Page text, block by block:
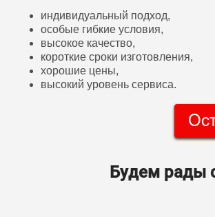
индивидуальный подход,
особые гибкие условия,
высокое качество,
короткие сроки изготовления,
хорошие цены,
высокий уровень сервиса.
Будем рады